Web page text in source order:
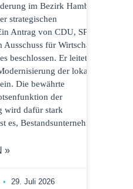
im Bezirk Hamburg-
strategischen
Antrag von CDU, SPD
für Wirtschaft,
beschlossen. Er leitet
der lokalen
Die bewährte
der
wird dafür stark
es, Bestandsunternehmen
»
29. Juli 2026